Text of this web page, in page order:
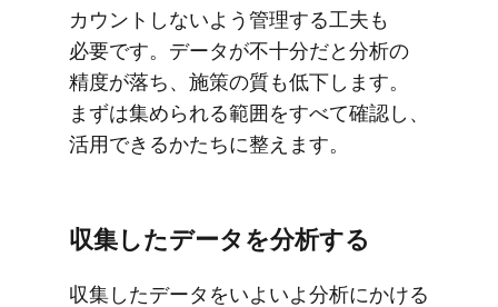
カウントしないよう管理する​工夫も​
必要です。​データが​不十分だと​分析の​
精度が​落ち、​施策の​質も​低下します。​
まずは​集められる​範囲を​すべて​確認し、​
活用できるかたちに​整えます。
収集した​データを​分析する
収集した​データを​いよいよ分析に​かける​